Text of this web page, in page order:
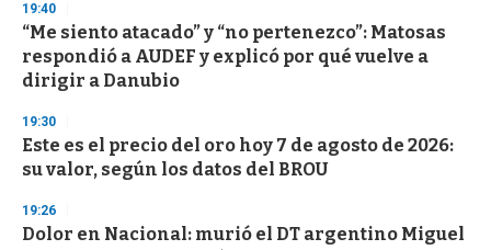
19:40
“Me siento atacado” y “no pertenezco”: Matosas
respondió a AUDEF y explicó por qué vuelve a
dirigir a Danubio
19:30
Este es el precio del oro hoy 7 de agosto de 2026:
su valor, según los datos del BROU
19:26
Dolor en Nacional: murió el DT argentino Miguel